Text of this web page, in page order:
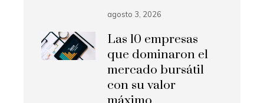
agosto 3, 2026
Las 10 empresas
que dominaron el
mercado bursátil
con su valor